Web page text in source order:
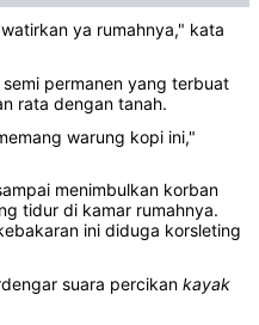
ya rumahnya," kata
permanen yang terbuat
rata dengan tanah.
warung kopi ini,"
menimbulkan korban
tidur di kamar rumahnya.
ini diduga korsleting
suara percikan kayak